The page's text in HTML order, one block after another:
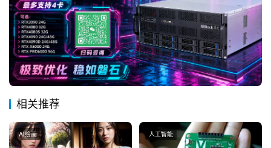
相关推荐
AI绘画 人工智能